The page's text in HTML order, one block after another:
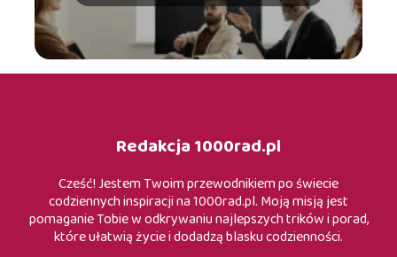
Redakcja 1000rad.pl
Cześć! Jestem Twoim przewodnikiem po świecie
codziennych inspiracji na 1000rad.pl. Moją misją jest
pomaganie Tobie w odkrywaniu najlepszych trików i porad,
które ułatwią życie i dodadzą blasku codzienności.